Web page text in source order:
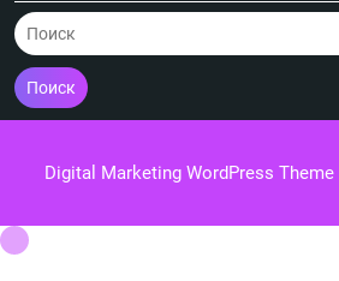
Поиск
Digital Marketing WordPress Theme